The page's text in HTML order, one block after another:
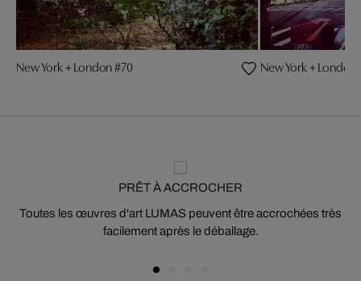
New York + London #70 New York + London
PRÊT À ACCROCHER
Toutes les œuvres d'art LUMAS peuvent être accrochées très
facilement après le déballage.